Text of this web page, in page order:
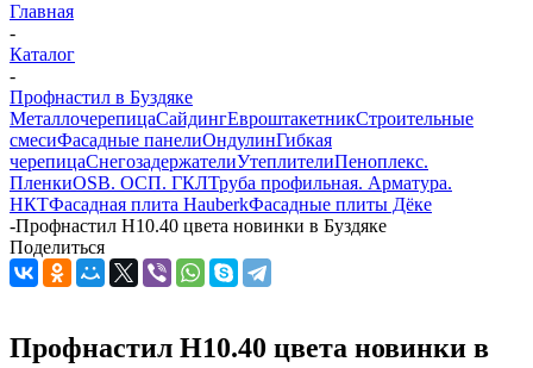
Главная
-
Каталог
-
Профнастил в Буздяке
МеталлочерепицаСайдингЕвроштакетникСтроительные
смесиФасадные панелиОндулинГибкая
черепицаСнегозадержателиУтеплителиПеноплекс.
ПленкиOSB. ОСП. ГКЛТруба профильная. Арматура.
НКТФасадная плита HauberkФасадные плиты Дёке
-Профнастил Н10.40 цвета новинки в Буздяке
Поделиться
Профнастил Н10.40 цвета новинки в